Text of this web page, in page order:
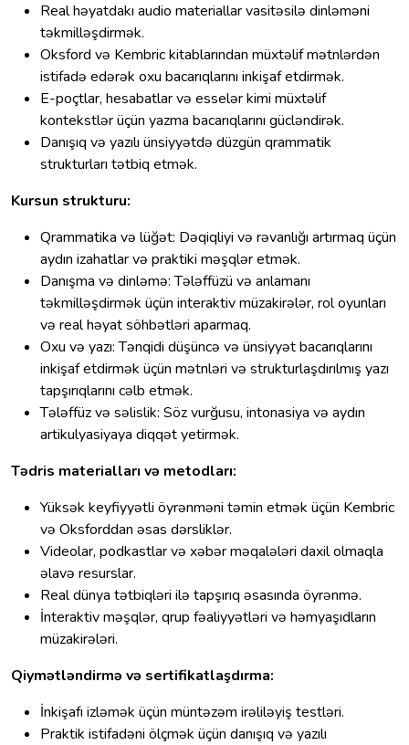
Real həyatdakı audio materiallar vasitəsilə dinləməni
təkmilləşdirmək.
Oksford və Kembric kitablarından müxtəlif mətnlərdən
istifadə edərək oxu bacarıqlarını inkişaf etdirmək.
E-poçtlar, hesabatlar və esselər kimi müxtəlif
kontekstlər üçün yazma bacarıqlarını gücləndirək.
Danışıq və yazılı ünsiyyətdə düzgün qrammatik
strukturları tətbiq etmək.
Kursun strukturu:
Qrammatika və lüğət: Dəqiqliyi və rəvanlığı artırmaq üçün
aydın izahatlar və praktiki məşqlər etmək.
Danışma və dinləmə: Tələffüzü və anlamanı
təkmilləşdirmək üçün interaktiv müzakirələr, rol oyunları
və real həyat söhbətləri aparmaq.
Oxu və yazı: Tənqidi düşüncə və ünsiyyət bacarıqlarını
inkişaf etdirmək üçün mətnləri və strukturlaşdırılmış yazı
tapşırıqlarını cəlb etmək.
Tələffüz və səlislik: Söz vurğusu, intonasiya və aydın
artikulyasiyaya diqqət yetirmək.
Tədris materialları və metodları:
Yüksək keyfiyyətli öyrənməni təmin etmək üçün Kembric
və Oksforddan əsas dərsliklər.
Videolar, podkastlar və xəbər məqalələri daxil olmaqla
əlavə resurslar.
Real dünya tətbiqləri ilə tapşırıq əsasında öyrənmə.
İnteraktiv məşqlər, qrup fəaliyyətləri və həmyaşıdların
müzakirələri.
Qiymətləndirmə və sertifikatlaşdırma:
İnkişafı izləmək üçün müntəzəm irəliləyiş testləri.
Praktik istifadəni ölçmək üçün danışıq və yazılı